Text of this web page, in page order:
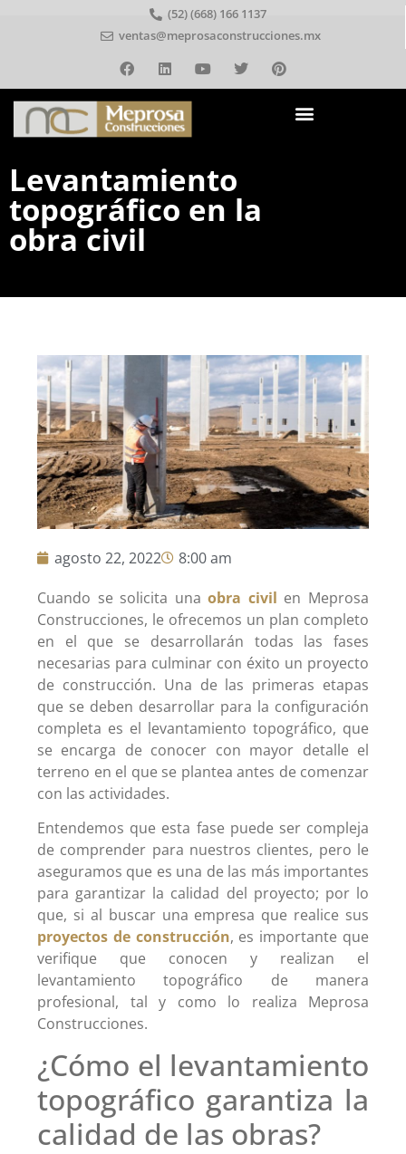
(52) (668) 166 1137
ventas@meprosaconstrucciones.mx
Levantamiento
topográfico en la
obra civil
agosto 22, 2022
8:00 am
Cuando se solicita unaobra civil en Meprosa
Construcciones, le ofrecemos un plan completo
en el que se desarrollarán todas las fases
necesarias para culminar con éxito un proyecto
de construcción. Una de las primeras etapas
que se deben desarrollar para la configuración
completa es el levantamiento topográfico, que
se encarga de conocer con mayor detalle el
terreno en el que se plantea antes de comenzar
con las actividades.
Entendemos que esta fase puede ser compleja
de comprender para nuestros clientes, pero le
aseguramos que es una de las más importantes
para garantizar la calidad del proyecto; por lo
que, si al buscar una empresa que realice sus
proyectos de construcción, es importante que
verifique que conocen y realizan el
levantamiento topográfico de manera
profesional, tal y como lo realiza Meprosa
Construcciones.
¿Cómo el levantamiento
topográfico garantiza la
calidad de las obras?